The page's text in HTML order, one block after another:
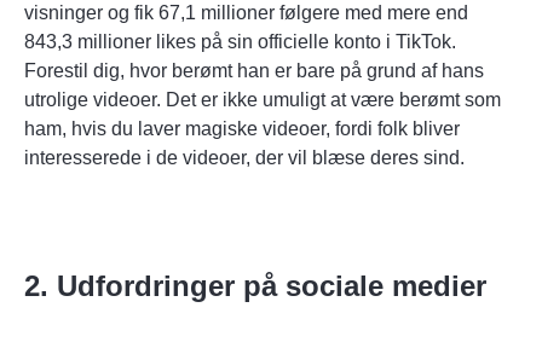
visninger og fik 67,1 millioner følgere med mere end
843,3 millioner likes på sin officielle konto i TikTok.
Forestil dig, hvor berømt han er bare på grund af hans
utrolige videoer. Det er ikke umuligt at være berømt som
ham, hvis du laver magiske videoer, fordi folk bliver
interesserede i de videoer, der vil blæse deres sind.
2. Udfordringer på sociale medier